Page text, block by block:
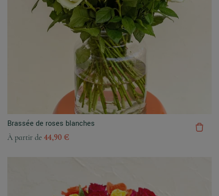
Brassée de roses blanches
À partir de 44,90 €